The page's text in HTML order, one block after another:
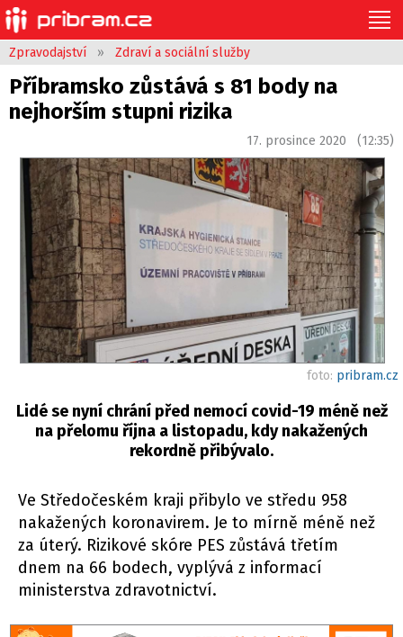
Zpravodajství » Zdraví a sociální služby
Příbramsko zůstává s 81 body na
nejhorším stupni rizika
17. prosince 2020 (12:35)
foto: pribram.cz
Lidé se nyní chrání před nemocí covid-19 méně než
na přelomu října a listopadu, kdy nakažených
rekordně přibývalo.
Ve Středočeském kraji přibylo ve středu 958
nakažených koronavirem. Je to mírně méně než
za úterý. Rizikové skóre PES zůstává třetím
dnem na 66 bodech, vyplývá z informací
ministerstva zdravotnictví.